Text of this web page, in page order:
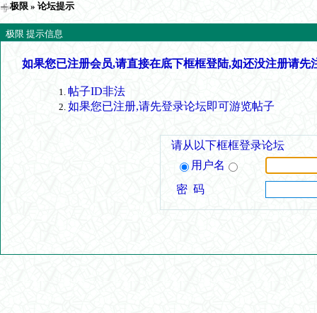
极限 » 论坛提示
极限 提示信息
如果您已注册会员,请直接在底下框框登陆,如还没注册请先
帖子ID非法
如果您已注册,请先登录论坛即可游览帖子
请从以下框框登录论坛
用户名
密 码